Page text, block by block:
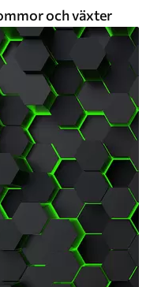
och växter